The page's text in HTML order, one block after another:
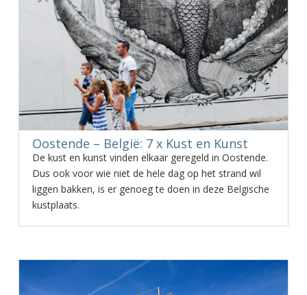
Oostende – België: 7 x Kust en Kunst
De kust en kunst vinden elkaar geregeld in Oostende.
Dus ook voor wie niet de hele dag op het strand wil
liggen bakken, is er genoeg te doen in deze Belgische
kustplaats.